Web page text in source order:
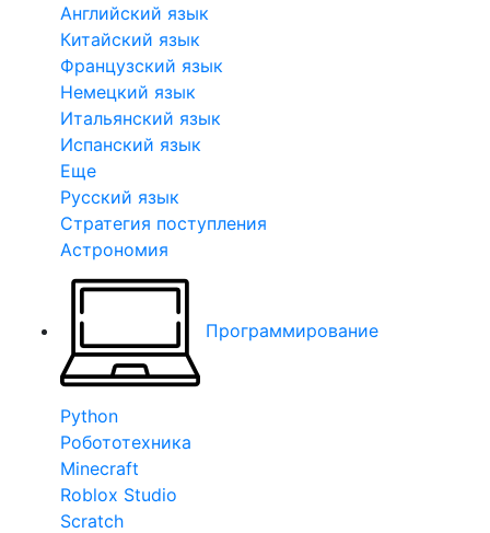
Английский язык
Китайский язык
Французский язык
Немецкий язык
Итальянский язык
Испанский язык
Еще
Русский язык
Стратегия поступления
Астрономия
Программирование
Python
Робототехника
Minecraft
Roblox Studio
Scratch